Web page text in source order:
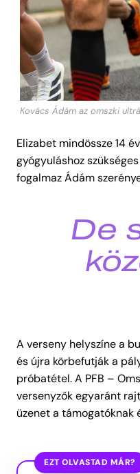
Kovács Ádám az omszki
Elizabet mindössze 14
gyógyuláshoz
fogalmaz Ádám
De
A verseny helyszíne a
és újra körbefutják a
próbatétel. A PFB –
versenyzők egyaránt
üzenet a támogatóknak
EZT OLVASTAD MÁR?